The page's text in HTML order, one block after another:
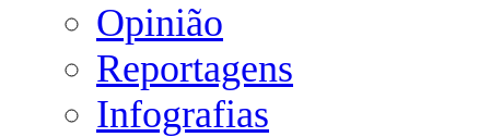
Opinião
Reportagens
Infografias